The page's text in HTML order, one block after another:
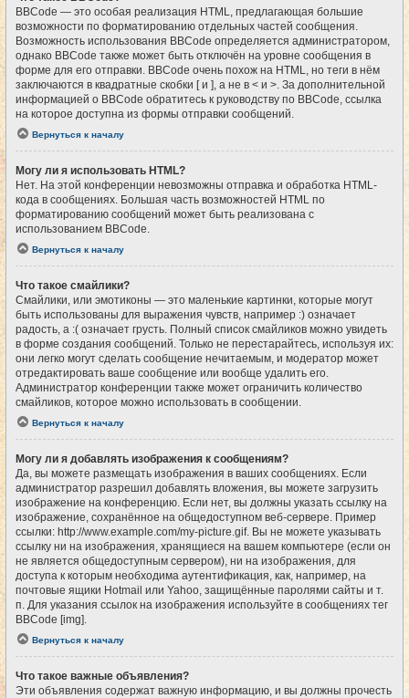
BBCode — это особая реализация HTML, предлагающая большие
возможности по форматированию отдельных частей сообщения.
Возможность использования BBCode определяется администратором,
однако BBCode также может быть отключён на уровне сообщения в
форме для его отправки. BBCode очень похож на HTML, но теги в нём
заключаются в квадратные скобки [ и ], а не в < и >. За дополнительной
информацией о BBCode обратитесь к руководству по BBCode, ссылка
на которое доступна из формы отправки сообщений.
Вернуться к началу
Могу ли я использовать HTML?
Нет. На этой конференции невозможны отправка и обработка HTML-
кода в сообщениях. Большая часть возможностей HTML по
форматированию сообщений может быть реализована с
использованием BBCode.
Вернуться к началу
Что такое смайлики?
Смайлики, или эмотиконы — это маленькие картинки, которые могут
быть использованы для выражения чувств, например :) означает
радость, а :( означает грусть. Полный список смайликов можно увидеть
в форме создания сообщений. Только не перестарайтесь, используя их:
они легко могут сделать сообщение нечитаемым, и модератор может
отредактировать ваше сообщение или вообще удалить его.
Администратор конференции также может ограничить количество
смайликов, которое можно использовать в сообщении.
Вернуться к началу
Могу ли я добавлять изображения к сообщениям?
Да, вы можете размещать изображения в ваших сообщениях. Если
администратор разрешил добавлять вложения, вы можете загрузить
изображение на конференцию. Если нет, вы должны указать ссылку на
изображение, сохранённое на общедоступном веб-сервере. Пример
ссылки: http://www.example.com/my-picture.gif. Вы не можете указывать
ссылку ни на изображения, хранящиеся на вашем компьютере (если он
не является общедоступным сервером), ни на изображения, для
доступа к которым необходима аутентификация, как, например, на
почтовые ящики Hotmail или Yahoo, защищённые паролями сайты и т.
п. Для указания ссылок на изображения используйте в сообщениях тег
BBCode [img].
Вернуться к началу
Что такое важные объявления?
Эти объявления содержат важную информацию, и вы должны прочесть